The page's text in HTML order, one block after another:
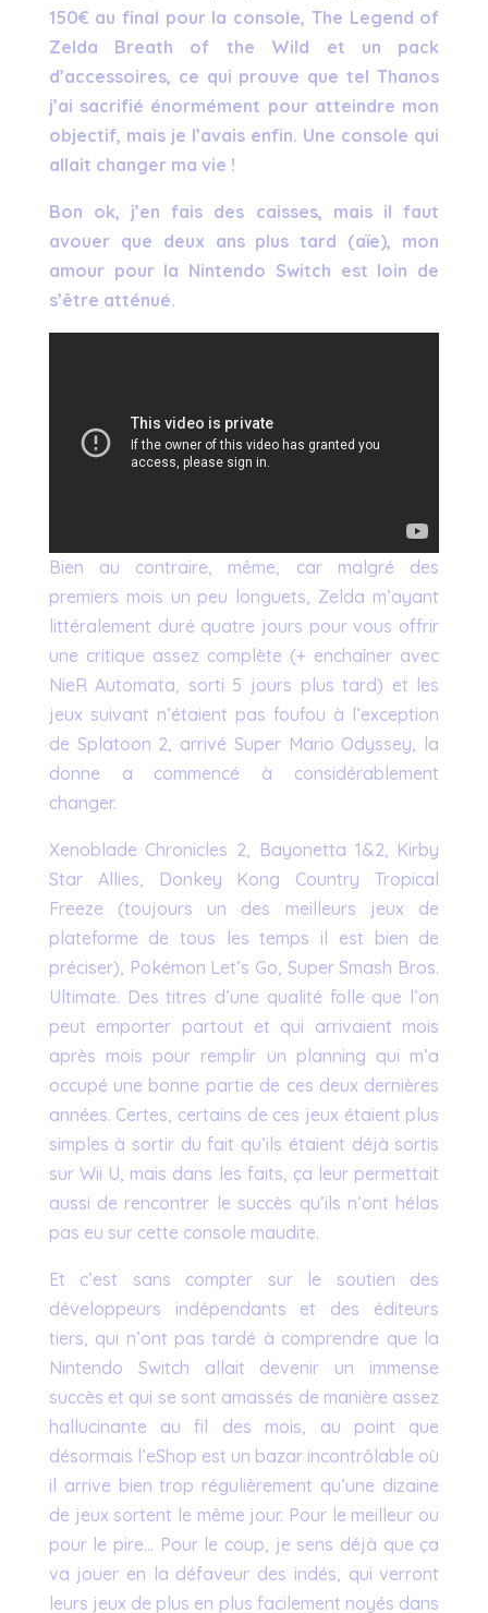
150€ au final pour la console, The Legend of
Zelda Breath of the Wild et un pack
d’accessoires, ce qui prouve que tel Thanos
j’ai sacrifié énormément pour atteindre mon
objectif, mais je l’avais enfin. Une console qui
allait changer ma vie !
Bon ok, j’en fais des caisses, mais il faut
avouer que deux ans plus tard (aïe), mon
amour pour la Nintendo Switch est loin de
s’être atténué.
Bien au contraire, même, car malgré des
premiers mois un peu longuets, Zelda m’ayant
littéralement duré quatre jours pour vous offrir
une critique assez complète (+ enchaîner avec
NieR Automata, sorti 5 jours plus tard) et les
jeux suivant n’étaient pas foufou à l’exception
de Splatoon 2, arrivé Super Mario Odyssey, la
donne a commencé à considérablement
changer.
Xenoblade Chronicles 2, Bayonetta 1&2, Kirby
Star Allies, Donkey Kong Country Tropical
Freeze (toujours un des meilleurs jeux de
plateforme de tous les temps il est bien de
préciser), Pokémon Let’s Go, Super Smash Bros.
Ultimate. Des titres d’une qualité folle que l’on
peut emporter partout et qui arrivaient mois
après mois pour remplir un planning qui m’a
occupé une bonne partie de ces deux dernières
années. Certes, certains de ces jeux étaient plus
simples à sortir du fait qu’ils étaient déjà sortis
sur Wii U, mais dans les faits, ça leur permettait
aussi de rencontrer le succès qu’ils n’ont hélas
pas eu sur cette console maudite.
Et c’est sans compter sur le soutien des
développeurs indépendants et des éditeurs
tiers, qui n’ont pas tardé à comprendre que la
Nintendo Switch allait devenir un immense
succès et qui se sont amassés de manière assez
hallucinante au fil des mois, au point que
désormais l’eShop est un bazar incontrôlable où
il arrive bien trop régulièrement qu’une dizaine
de jeux sortent le même jour. Pour le meilleur ou
pour le pire… Pour le coup, je sens déjà que ça
va jouer en la défaveur des indés, qui verront
leurs jeux de plus en plus facilement noyés dans